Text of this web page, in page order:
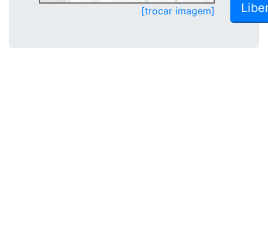
[trocar imagem]